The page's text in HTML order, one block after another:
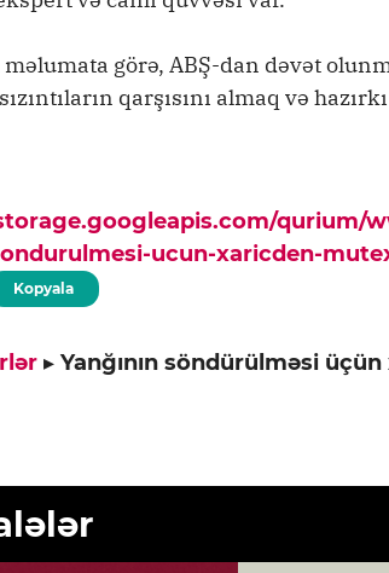
görə, ABŞ-dan dəvət
qarşısını almaq və
qurium/
ucun-xaricden-
Kopyala
▸ Yanğının söndürülməsi